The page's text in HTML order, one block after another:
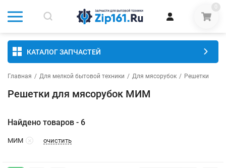
0
КАТАЛОГ ЗАПЧАСТЕЙ
Главная / Для мелкой бытовой техники / Для мясорубок / Решетки
Решетки для мясорубок МИМ
Найдено товаров - 6
МИМ очистить